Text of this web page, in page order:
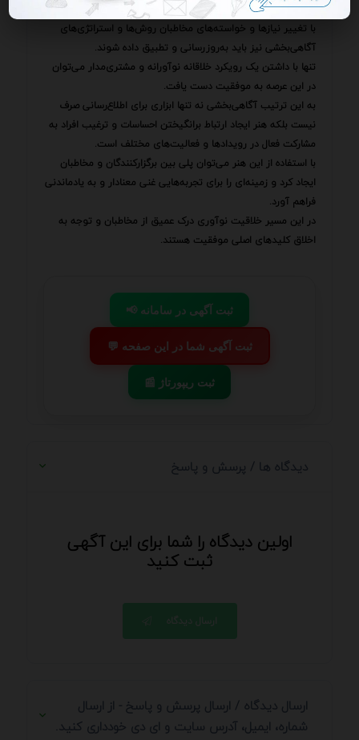
پویا است.
با تغییر نیازها و خواسته‌های مخاطبان روش‌ها و استراتژی‌های
آگاهی‌بخشی نیز باید به‌روزرسانی و تطبیق داده شوند.
تنها با داشتن یک رویکرد خلاقانه نوآورانه و مشتری‌مدار می‌توان
در این عرصه به موفقیت دست یافت.
به این ترتیب آگاهی‌بخشی نه تنها ابزاری برای اطلاع‌رسانی صرف
نیست بلکه هنر ایجاد ارتباط برانگیختن احساسات و ترغیب افراد به
مشارکت فعال در رویدادها و فعالیت‌های مختلف است.
با استفاده از این هنر می‌توان پلی بین برگزارکنندگان و مخاطبان
ایجاد کرد و زمینه‌ای را برای تجربه‌هایی غنی معنادار و به یادماندنی
فراهم آورد.
در این مسیر خلاقیت نوآوری درک عمیق از مخاطبان و توجه به
اخلاق کلیدهای اصلی موفقیت هستند.
📢 ثبت آگهی در سامانه
💬 ثبت آگهی شما در این صفحه
📰 ثبت ریپورتاژ
دیدگاه ها / پرسش و پاسخ
اولین دیدگاه را شما برای این آگهی
ثبت کنید
ارسال دیدگاه
ارسال دیدگاه / ارسال پرسش و پاسخ - از ارسال
شماره، ایمیل، آدرس سایت و ای دی خودداری کنید.